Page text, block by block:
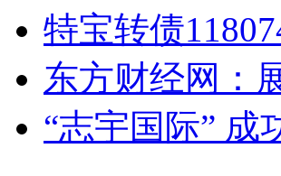
特宝转债
东方财经网：
“志宇国际” 成